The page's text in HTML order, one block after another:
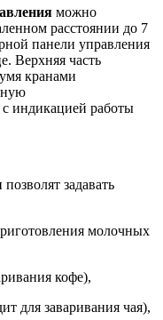
можно
расстоянии до 7
панели управления
Верхняя часть
кранами
с индикацией работы
позволят задавать
молочных
кофе),
для заваривания чая),